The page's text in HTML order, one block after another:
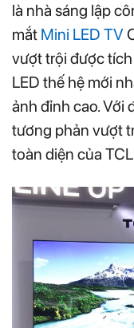
là nhà sáng lập
mắt Mini LED TV
vượt trội được
LED thế hệ mới
ảnh đỉnh cao. Với
tương phản vượt
toàn diện của